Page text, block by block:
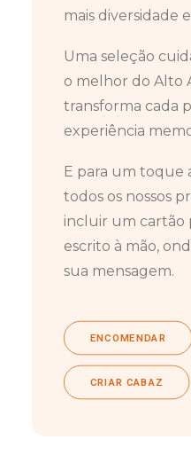
mais diversidade
Uma seleção
o melhor do Alto
transforma cada
experiência
E para um toque
todos os nossos
incluir um cartão
escrito à mão,
sua mensagem.
ENCOMENDAR
CRIAR CABAZ